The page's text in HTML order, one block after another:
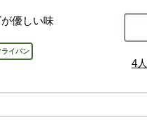
優しい味
ライパン
4人